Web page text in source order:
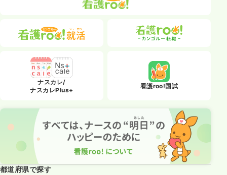
ナスカレ/
ナスカレPlus+
看護roo!国試
都道府県で探す